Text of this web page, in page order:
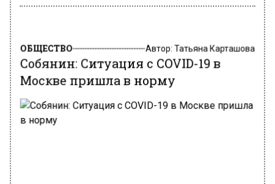
ОБЩЕСТВО Автор: Татьяна Карташова
Собянин: Ситуация с COVID-19 в
Москве пришла в норму